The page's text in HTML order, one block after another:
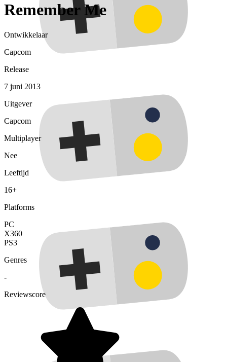
Remember Me
Ontwikkelaar
Capcom
Release
7 juni 2013
Uitgever
Capcom
Multiplayer
Nee
Leeftijd
16+
Platforms
PC
X360
PS3
Genres
-
Reviewscore